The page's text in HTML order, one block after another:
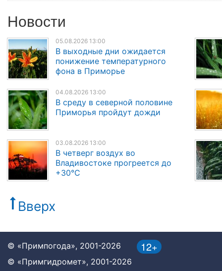
Новости
05.08.2026 13:00
В выходные дни ожидается
понижение температурного
фона в Приморье
04.08.2026 13:00
В среду в северной половине
Приморья пройдут дожди
03.08.2026 13:00
В четверг воздух во
Владивостоке прогреется до
+30°C
Вверх
12+
© «Примпогода», 2001-2026
© «Примгидромет», 2001-2026